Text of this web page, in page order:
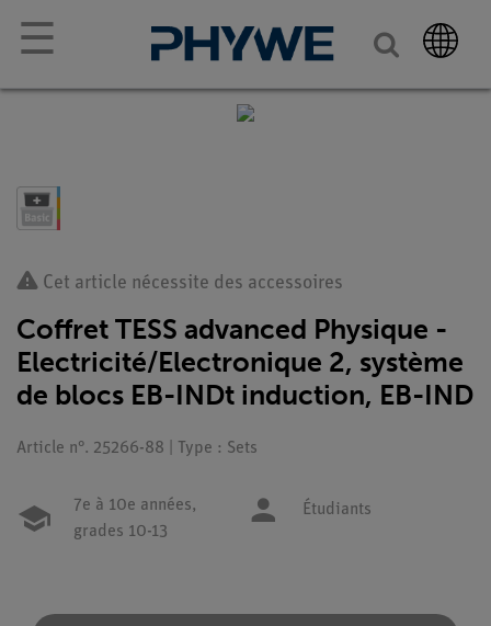
☰
Cet article nécessite des accessoires
Coffret TESS advanced Physique -
Electricité/Electronique 2, système
de blocs EB-INDt induction, EB-IND
Article n°. 25266-88 | Type : Sets
7e à 10e années,
grades 10-13
Étudiants